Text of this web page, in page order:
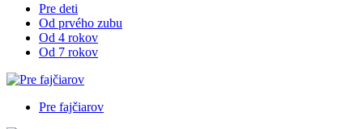
Pre deti
Od prvého zubu
Od 4 rokov
Od 7 rokov
Pre fajčiarov